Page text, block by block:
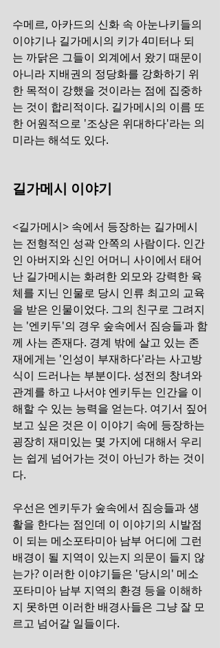
수메르, 아카드의 신화 속 아눈나키들의
이야기나 길가메시의 키가 4미터나 되
는 까닭은 그들이 외계에서 왔기 때문이
아니라 지배권의 정당화를 강화하기 위
한 목적이 강했을 것이라는 점에 집중하
는 것이 합리적이다. 길가메시의 이름 또
한 어원적으로 '조상은 위대하다'라는 의
미라는 해석도 있다.
길가메시 이야기
<길가메시> 속에서 등장하는 길가메시
는 전형적인 성곽 안쪽의 사람이다. 인간
인 아버지와 신인 어머니 사이에서 태어
난 길가메시는 화려한 외모와 강력한 육
체를 지닌 인물로 당시 인류 최고의 교육
을 받은 인물이었다. 그의 친구로 그려지
는 '엔키두'의 경우 숲속에서 짐승들과 함
께 사는 존재다. 경계 밖에 살고 있는 존
재에게는 '인성이 부재하다'라는 사고방
식이 드러나는 부분이다. 성전의 창녀와
관계를 하고 나서야 엔키두는 인간을 이
해할 수 있는 능력을 얻는다. 여기서 짚어
보고 싶은 것은 이 이야기 속에 등장하는
굉장히 재미있는 몇 가지에 대해서 우리
는 쉽게 넘어가는 것이 아닌가 하는 것이
다.
우선은 엔키두가 숲속에서 짐승들과 생
활을 한다는 점인데 이 이야기의 시발점
이 되는 메소포타미아 남부 어디에 그런
배경이 될 지역이 있는지 의문이 들지 않
는가? 이러한 이야기들은 '당시의' 메소
포타미아 남부 지역의 환경 등을 이해하
지 못하면 이러한 배경사들은 그냥 잘 모
르고 넘어갈 일들이다.